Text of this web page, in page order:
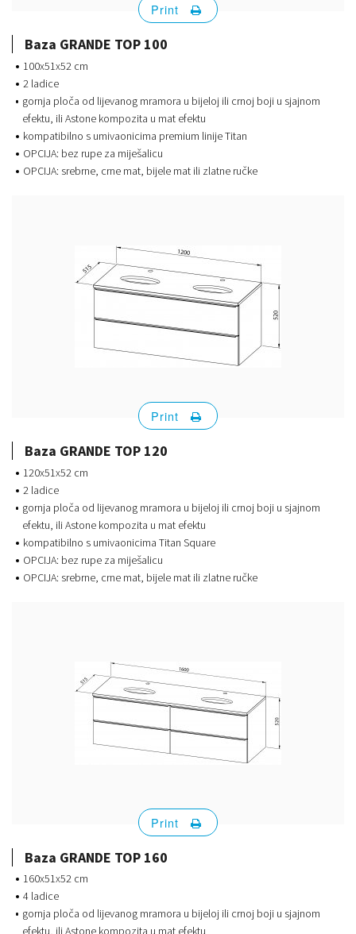
Baza GRANDE TOP 100
100x51x52 cm
2 ladice
gornja ploča od lijevanog mramora u bijeloj ili crnoj boji u sjajnom
efektu, ili Astone kompozita u mat efektu
kompatibilno s umivaonicima premium linije Titan
OPCIJA: bez rupe za miješalicu
OPCIJA: srebrne, crne mat, bijele mat ili zlatne ručke
Print
Baza GRANDE TOP 120
120x51x52 cm
2 ladice
gornja ploča od lijevanog mramora u bijeloj ili crnoj boji u sjajnom
efektu, ili Astone kompozita u mat efektu
kompatibilno s umivaonicima Titan Square
OPCIJA: bez rupe za miješalicu
OPCIJA: srebrne, crne mat, bijele mat ili zlatne ručke
Print
Baza GRANDE TOP 160
160x51x52 cm
4 ladice
gornja ploča od lijevanog mramora u bijeloj ili crnoj boji u sjajnom
Print